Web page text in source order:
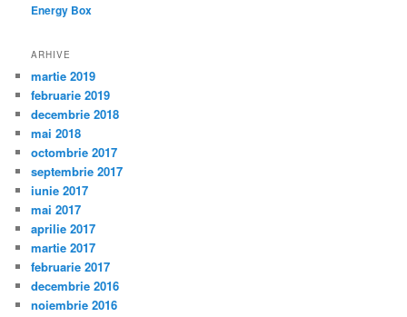
Energy Box
ARHIVE
martie 2019
februarie 2019
decembrie 2018
mai 2018
octombrie 2017
septembrie 2017
iunie 2017
mai 2017
aprilie 2017
martie 2017
februarie 2017
decembrie 2016
noiembrie 2016